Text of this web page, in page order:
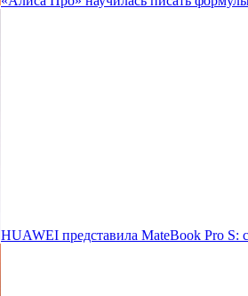
HUAWEI представила MateBook Pro